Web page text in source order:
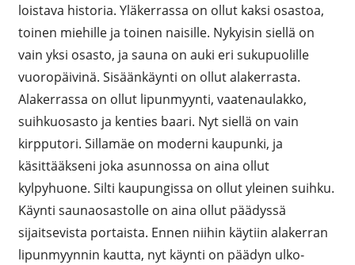
loistava historia. Yläkerrassa on ollut kaksi osastoa,
toinen miehille ja toinen naisille. Nykyisin siellä on
vain yksi osasto, ja sauna on auki eri sukupuolille
vuoropäivinä. Sisäänkäynti on ollut alakerrasta.
Alakerrassa on ollut lipunmyynti, vaatenaulakko,
suihkuosasto ja kenties baari. Nyt siellä on vain
kirpputori. Sillamäe on moderni kaupunki, ja
käsittääkseni joka asunnossa on aina ollut
kylpyhuone. Silti kaupungissa on ollut yleinen suihku.
Käynti saunaosastolle on aina ollut päädyssä
sijaitsevista portaista. Ennen niihin käytiin alakerran
lipunmyynnin kautta, nyt käynti on päädyn ulko-